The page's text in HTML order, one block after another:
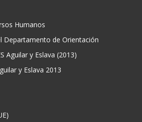
Humanos
Departamento de Orientación
Aguilar y Eslava (2013)
y Eslava 2013